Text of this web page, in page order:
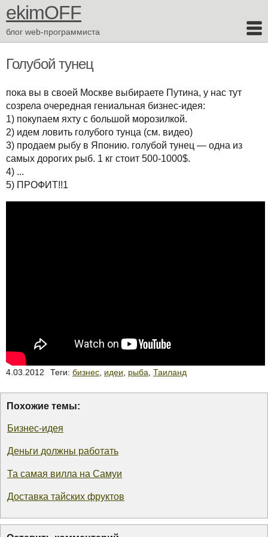
ekimOFF
блог web-программиста
Голубой тунец
пока вы в своей Москве выбираете Путина, у нас тут
созрела очередная гениальная бизнес-идея:
1) покупаем яхту с большой морозилкой.
2) идем ловить голубого тунца (см. видео)
3) продаем рыбу в Японию. голубой тунец — одна из
самых дорогих рыб. 1 кг стоит 500-1000$.
4) ...
5) ПРОФИТ!!1
4.03.2012 Теги: бизнес идеи рыба Таиланд
Похожие темы:
Бизнес-идея
Деньги должны работать
Та самая вилла на Самуи
Доставка тайских фруктов